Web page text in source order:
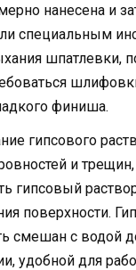
нанесена и
специальным
шпатлевки,
финиша.
гипсового
и
гипсовый
поверхности.
смешан с водой
удобной для